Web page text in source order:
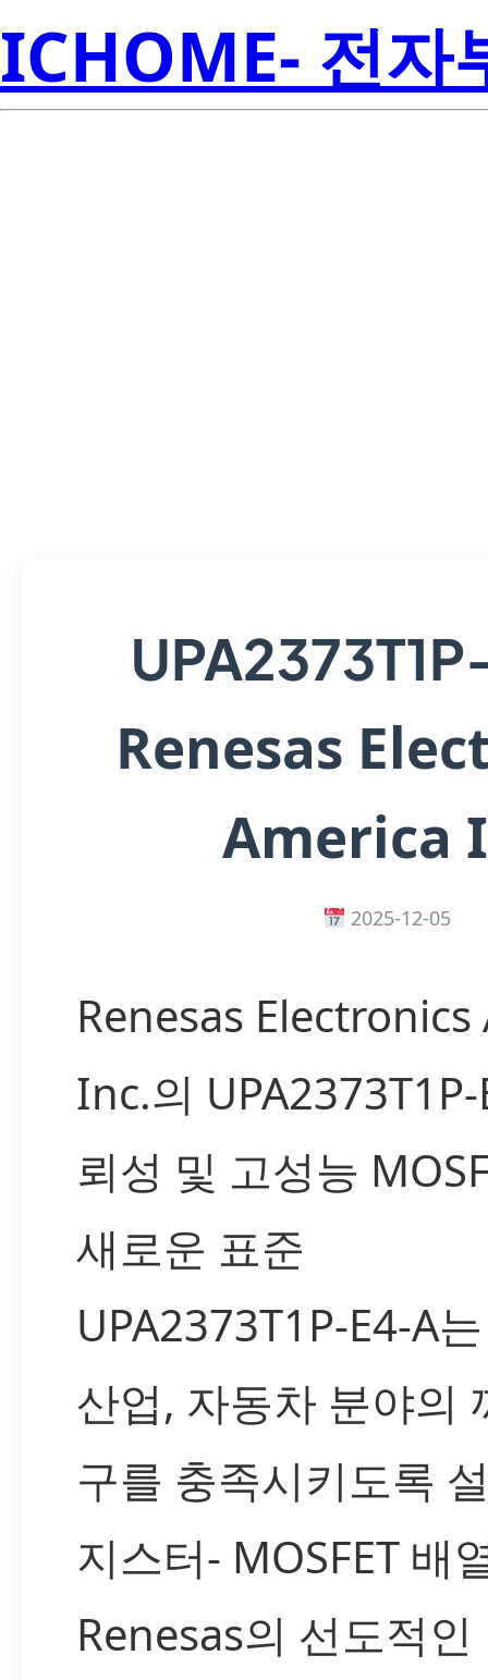
ICHOME- 전자
Renesas
America
2025-12-05
Renesas
Inc.의
뢰성 및 고성능
새로운 표준
UPA2373T1P-E4-A
산업, 자동차 분야의
구를 충족시키도록
지스터- MOSFET 배
Renesas의 선도적